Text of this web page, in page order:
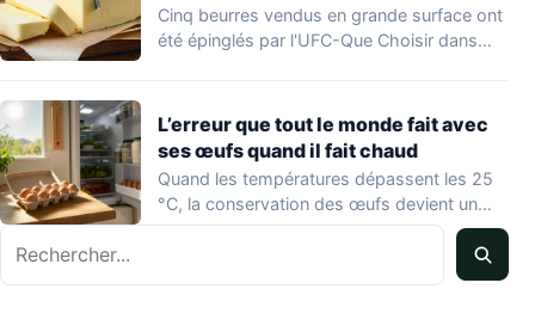
Cinq beurres vendus en grande surface ont
été épinglés par l'UFC-Que Choisir dans
L’erreur que tout le monde fait avec
ses œufs quand il fait chaud
Quand les températures dépassent les 25
°C, la conservation des œufs devient un
vrai…
Rechercher